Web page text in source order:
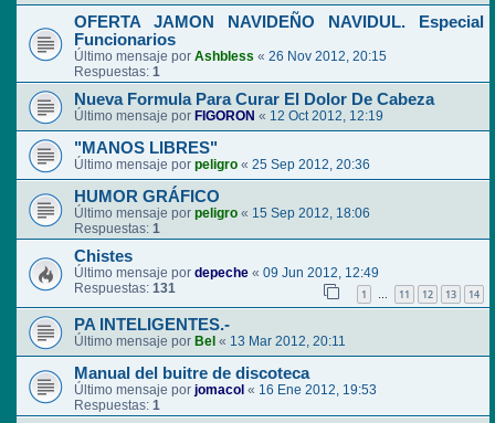
OFERTA JAMON NAVIDEÑO NAVIDUL. Especial
Funcionarios
Último mensaje por Ashbless « 26 Nov 2012, 20:15
Respuestas: 1
Nueva Formula Para Curar El Dolor De Cabeza
Último mensaje por FIGORON « 12 Oct 2012, 12:19
"MANOS LIBRES"
Último mensaje por peligro « 25 Sep 2012, 20:36
HUMOR GRÁFICO
Último mensaje por peligro « 15 Sep 2012, 18:06
Respuestas: 1
Chistes
Último mensaje por depeche « 09 Jun 2012, 12:49
Respuestas: 131 1 … 11 12 13 14
PA INTELIGENTES.-
Último mensaje por Bel « 13 Mar 2012, 20:11
Manual del buitre de discoteca
Último mensaje por jomacol « 16 Ene 2012, 19:53
Respuestas: 1